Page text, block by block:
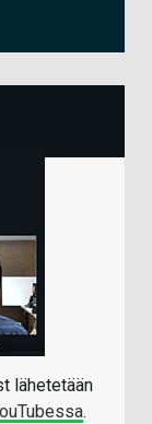
lähetetään
.